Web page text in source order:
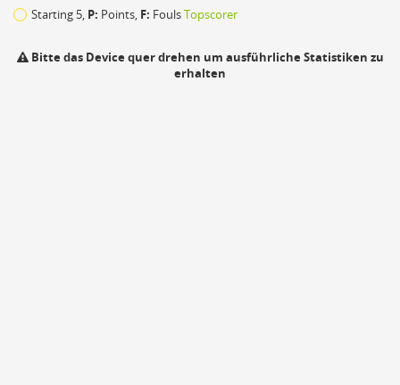
Starting 5, P: Points, F: FoulsTopscorer
Bitte das Device quer drehen um ausführliche Statistiken zu
erhalten